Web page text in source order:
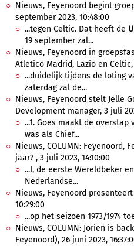
Nieuws, Feyenoord begint
september 2023, 10:48:00
...tegen Celtic. Dat heeft de
19 september zal...
Nieuws, Feyenoord in
Atletico Madrid, Lazio en Celtic,
...duidelijk tijdens de loting
zaterdag zal de...
Nieuws, Feyenoord stelt Jelle
Development manager, 3 juli
...1. Goes maakt de overstap
was als Chief...
Nieuws, COLUMN: Feyenoord,
jaar? , 3 juli 2023, 14:10:00
...I, de eerste Wereldbeker
Nederlandse...
Nieuws, Feyenoord
10:29:00
...op het seizoen 1973/1974
Nieuws, COLUMN: Jorien is
Feyenoord), 26 juni 2023,